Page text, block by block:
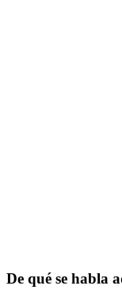
De qué se habla